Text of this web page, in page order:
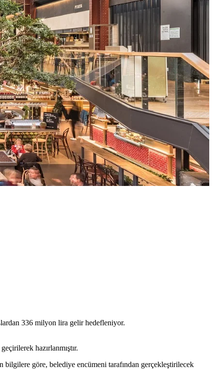
336 milyon lira gelir hedefleniyor.
hazırlanmıştır.
bilgilere göre, belediye encümeni tarafından gerçekleştirilecek